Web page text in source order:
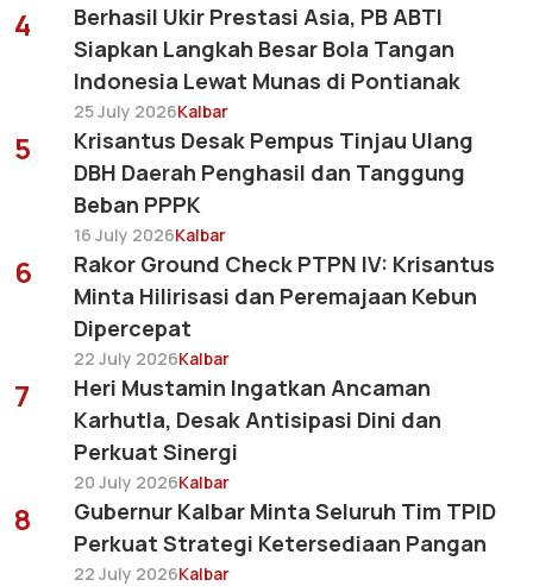
4
Berhasil Ukir Prestasi Asia, PB ABTI
Siapkan Langkah Besar Bola Tangan
Indonesia Lewat Munas di Pontianak
25 July 2026Kalbar
5
Krisantus Desak Pempus Tinjau Ulang
DBH Daerah Penghasil dan Tanggung
Beban PPPK
16 July 2026Kalbar
6
Rakor Ground Check PTPN IV: Krisantus
Minta Hilirisasi dan Peremajaan Kebun
Dipercepat
22 July 2026Kalbar
7
Heri Mustamin Ingatkan Ancaman
Karhutla, Desak Antisipasi Dini dan
Perkuat Sinergi
20 July 2026Kalbar
8
Gubernur Kalbar Minta Seluruh Tim TPID
Perkuat Strategi Ketersediaan Pangan
22 July 2026Kalbar